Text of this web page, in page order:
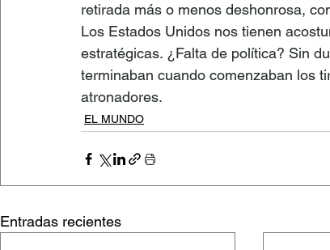
retirada más o menos deshonrosa,
Los Estados Unidos nos tienen
estratégicas. ¿Falta de política? Sin
terminaban cuando comenzaban los
atronadores.
EL MUNDO
Entradas recientes